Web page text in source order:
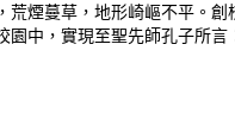
荒煙蔓草，地形崎嶇不平。
園中，實現至聖先師孔子所